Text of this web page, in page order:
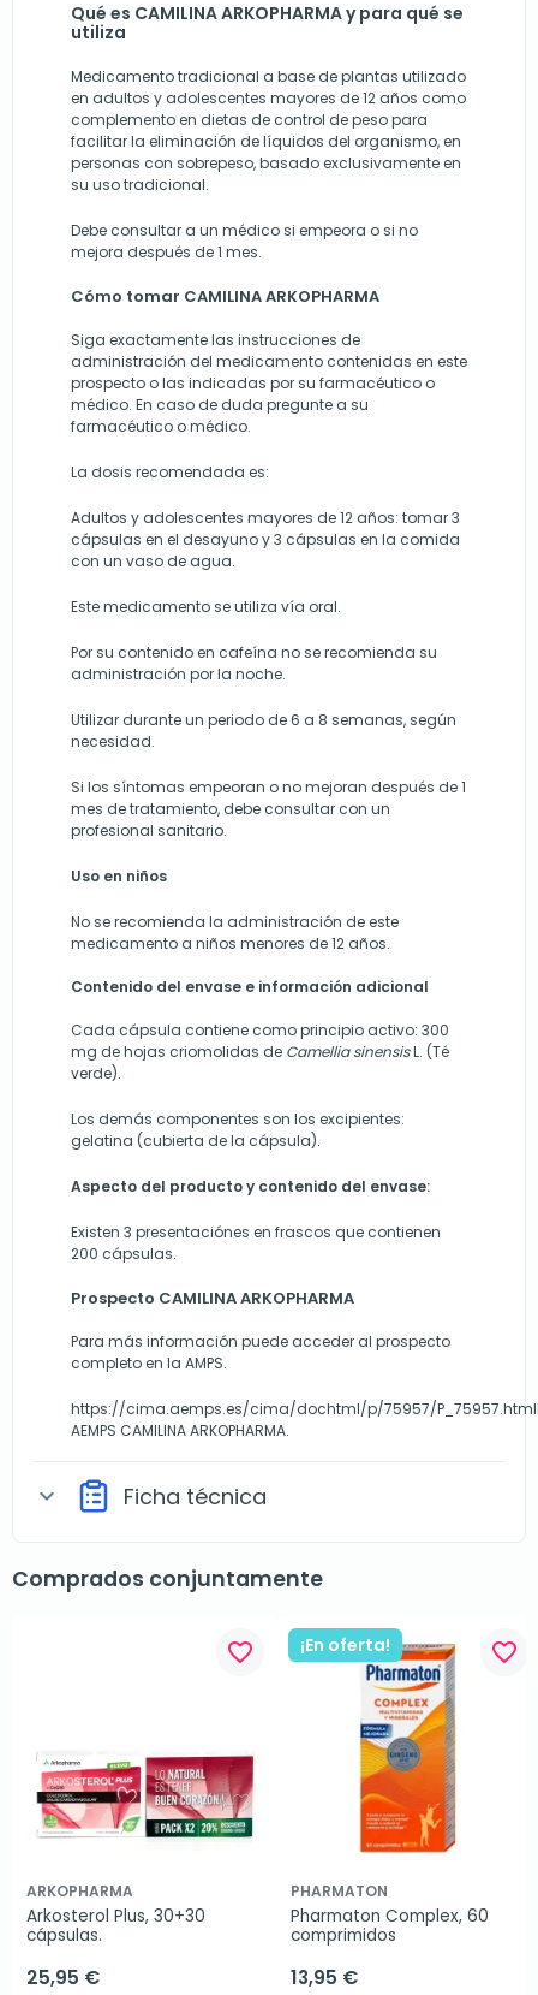
Qué es CAMILINA ARKOPHARMA y para qué se
utiliza
Medicamento tradicional a base de plantas utilizado
en adultos y adolescentes mayores de 12 años como
complemento en dietas de control de peso para
facilitar la eliminación de líquidos del organismo, en
personas con sobrepeso, basado exclusivamente en
su uso tradicional.
Debe consultar a un médico si empeora o si no
mejora después de 1 mes.
Cómo tomar CAMILINA ARKOPHARMA
Siga exactamente las instrucciones de
administración del medicamento contenidas en este
prospecto o las indicadas por su farmacéutico o
médico. En caso de duda pregunte a su
farmacéutico o médico.
La dosis recomendada es:
Adultos y adolescentes mayores de 12 años: tomar 3
cápsulas en el desayuno y 3 cápsulas en la comida
con un vaso de agua.
Este medicamento se utiliza vía oral.
Por su contenido en cafeína no se recomienda su
administración por la noche.
Utilizar durante un periodo de 6 a 8 semanas, según
necesidad.
Si los síntomas empeoran o no mejoran después de 1
mes de tratamiento, debe consultar con un
profesional sanitario.
Uso en niños
No se recomienda la administración de este
medicamento a niños menores de 12 años.
Contenido del envase e información adicional
Cada cápsula contiene como principio activo: 300
mg de hojas criomolidas de Camellia sinensisL. (Té
verde).
Los demás componentes son los excipientes:
gelatina (cubierta de la cápsula).
Aspecto del producto y contenido del envase:
Existen 3 presentaciónes en frascos que contienen
200 cápsulas.
Prospecto CAMILINA ARKOPHARMA
Para más información puede acceder al prospecto
completo en la AMPS.
https://cima.aemps.es/cima/dochtml/p/75957/
AEMPS CAMILINA ARKOPHARMA.
expand_more Ficha técnica
Comprados conjuntamente
favorite_border
ARKOPHARMA
Arkosterol Plus, 30+30
cápsulas.
25,95 €
¡En oferta! favorite_border
PHARMATON
Pharmaton Complex, 60
comprimidos
13,95 €